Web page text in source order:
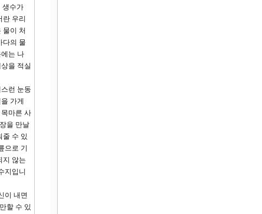
생수가
우리
물이 처
다의 물
는 나
을 적실
런 눈동
가게
마른 사
을 만날
줄 수 있
으로 기
지 않는
지입니
이 내면
할 수 있